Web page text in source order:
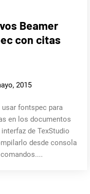
Beamer
con citas
2015
fontspec para
en los documentos
de TexStudio
desde consola